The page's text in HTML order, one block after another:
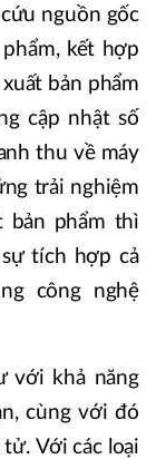
nguồn gốc
kết hợp
bản phẩm
cập nhật số
thu về máy
trải nghiệm
bản phẩm thì
tích hợp cả
công nghệ
với khả năng
cùng với đó
tử.Với các loại